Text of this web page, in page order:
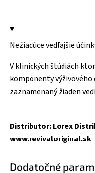
Nežiadúce vedľajšie
V klinických štúdiách
komponenty výživového
zaznamenaný žiaden
Distributor:Lorex
www.revivaloriginal.sk
Dodatočné